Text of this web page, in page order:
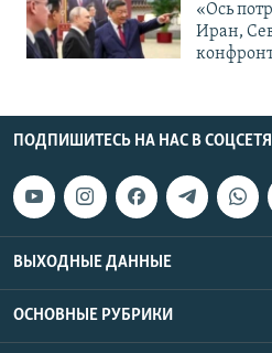
«Ось
Иран,
ПОДПИШИТЕСЬ НА НАС В
ВЫХОДНЫЕ ДАННЫЕ
ОСНОВНЫЕ РУБРИКИ